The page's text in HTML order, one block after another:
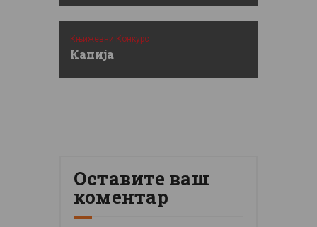
Књижевни Конкурс
Капија
Оставите ваш
коментар